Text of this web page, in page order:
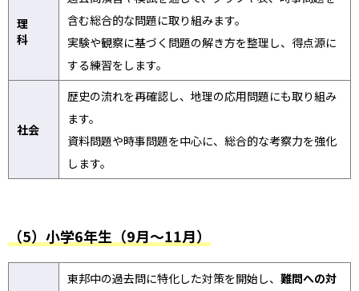
理
科
含む総合的な問題に取り組みます。
実験や観察に基づく問題の解き方を整理し、得点源に
する練習をします。
社会
歴史の流れを再確認し、地理の応用問題にも取り組み
ます。
資料問題や時事問題を中心に、総合的な考察力を強化
します。
（5）小学6年生（9月～11月）
東邦中の過去問に特化した対策を開始し、 難問への対